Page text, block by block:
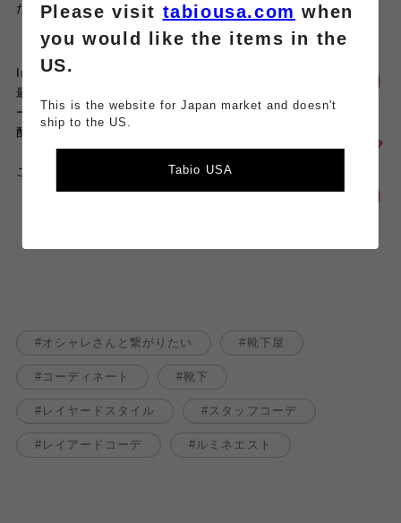
ただけます☝️
Instagramでは
最新情報やスタッフコーディネ
ートを
配信中です💌
こちらをタップ➡️
オシャレさんと繋がりたい 靴下屋
コーディネート 靴下
レイヤードスタイル スタッフコーデ
レイアードコーデ ルミネエスト
Please visit tabiousa.com when
you would like the items in the
US.
This is the website for Japan market and doesn't
ship to the US.
Tabio USA